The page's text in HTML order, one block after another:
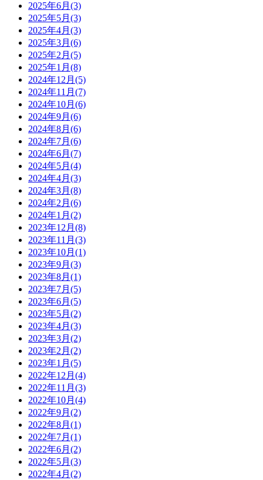
2025年6月(3)
2025年5月(3)
2025年4月(3)
2025年3月(6)
2025年2月(5)
2025年1月(8)
2024年12月(5)
2024年11月(7)
2024年10月(6)
2024年9月(6)
2024年8月(6)
2024年7月(6)
2024年6月(7)
2024年5月(4)
2024年4月(3)
2024年3月(8)
2024年2月(6)
2024年1月(2)
2023年12月(8)
2023年11月(3)
2023年10月(1)
2023年9月(3)
2023年8月(1)
2023年7月(5)
2023年6月(5)
2023年5月(2)
2023年4月(3)
2023年3月(2)
2023年2月(2)
2023年1月(5)
2022年12月(4)
2022年11月(3)
2022年10月(4)
2022年9月(2)
2022年8月(1)
2022年7月(1)
2022年6月(2)
2022年5月(3)
2022年4月(2)